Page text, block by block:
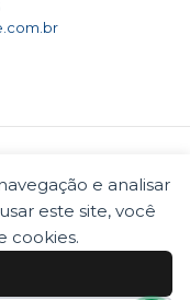
e analisar
este site, você
cookies.
Ligue
em todo o Brasil.
privacidade